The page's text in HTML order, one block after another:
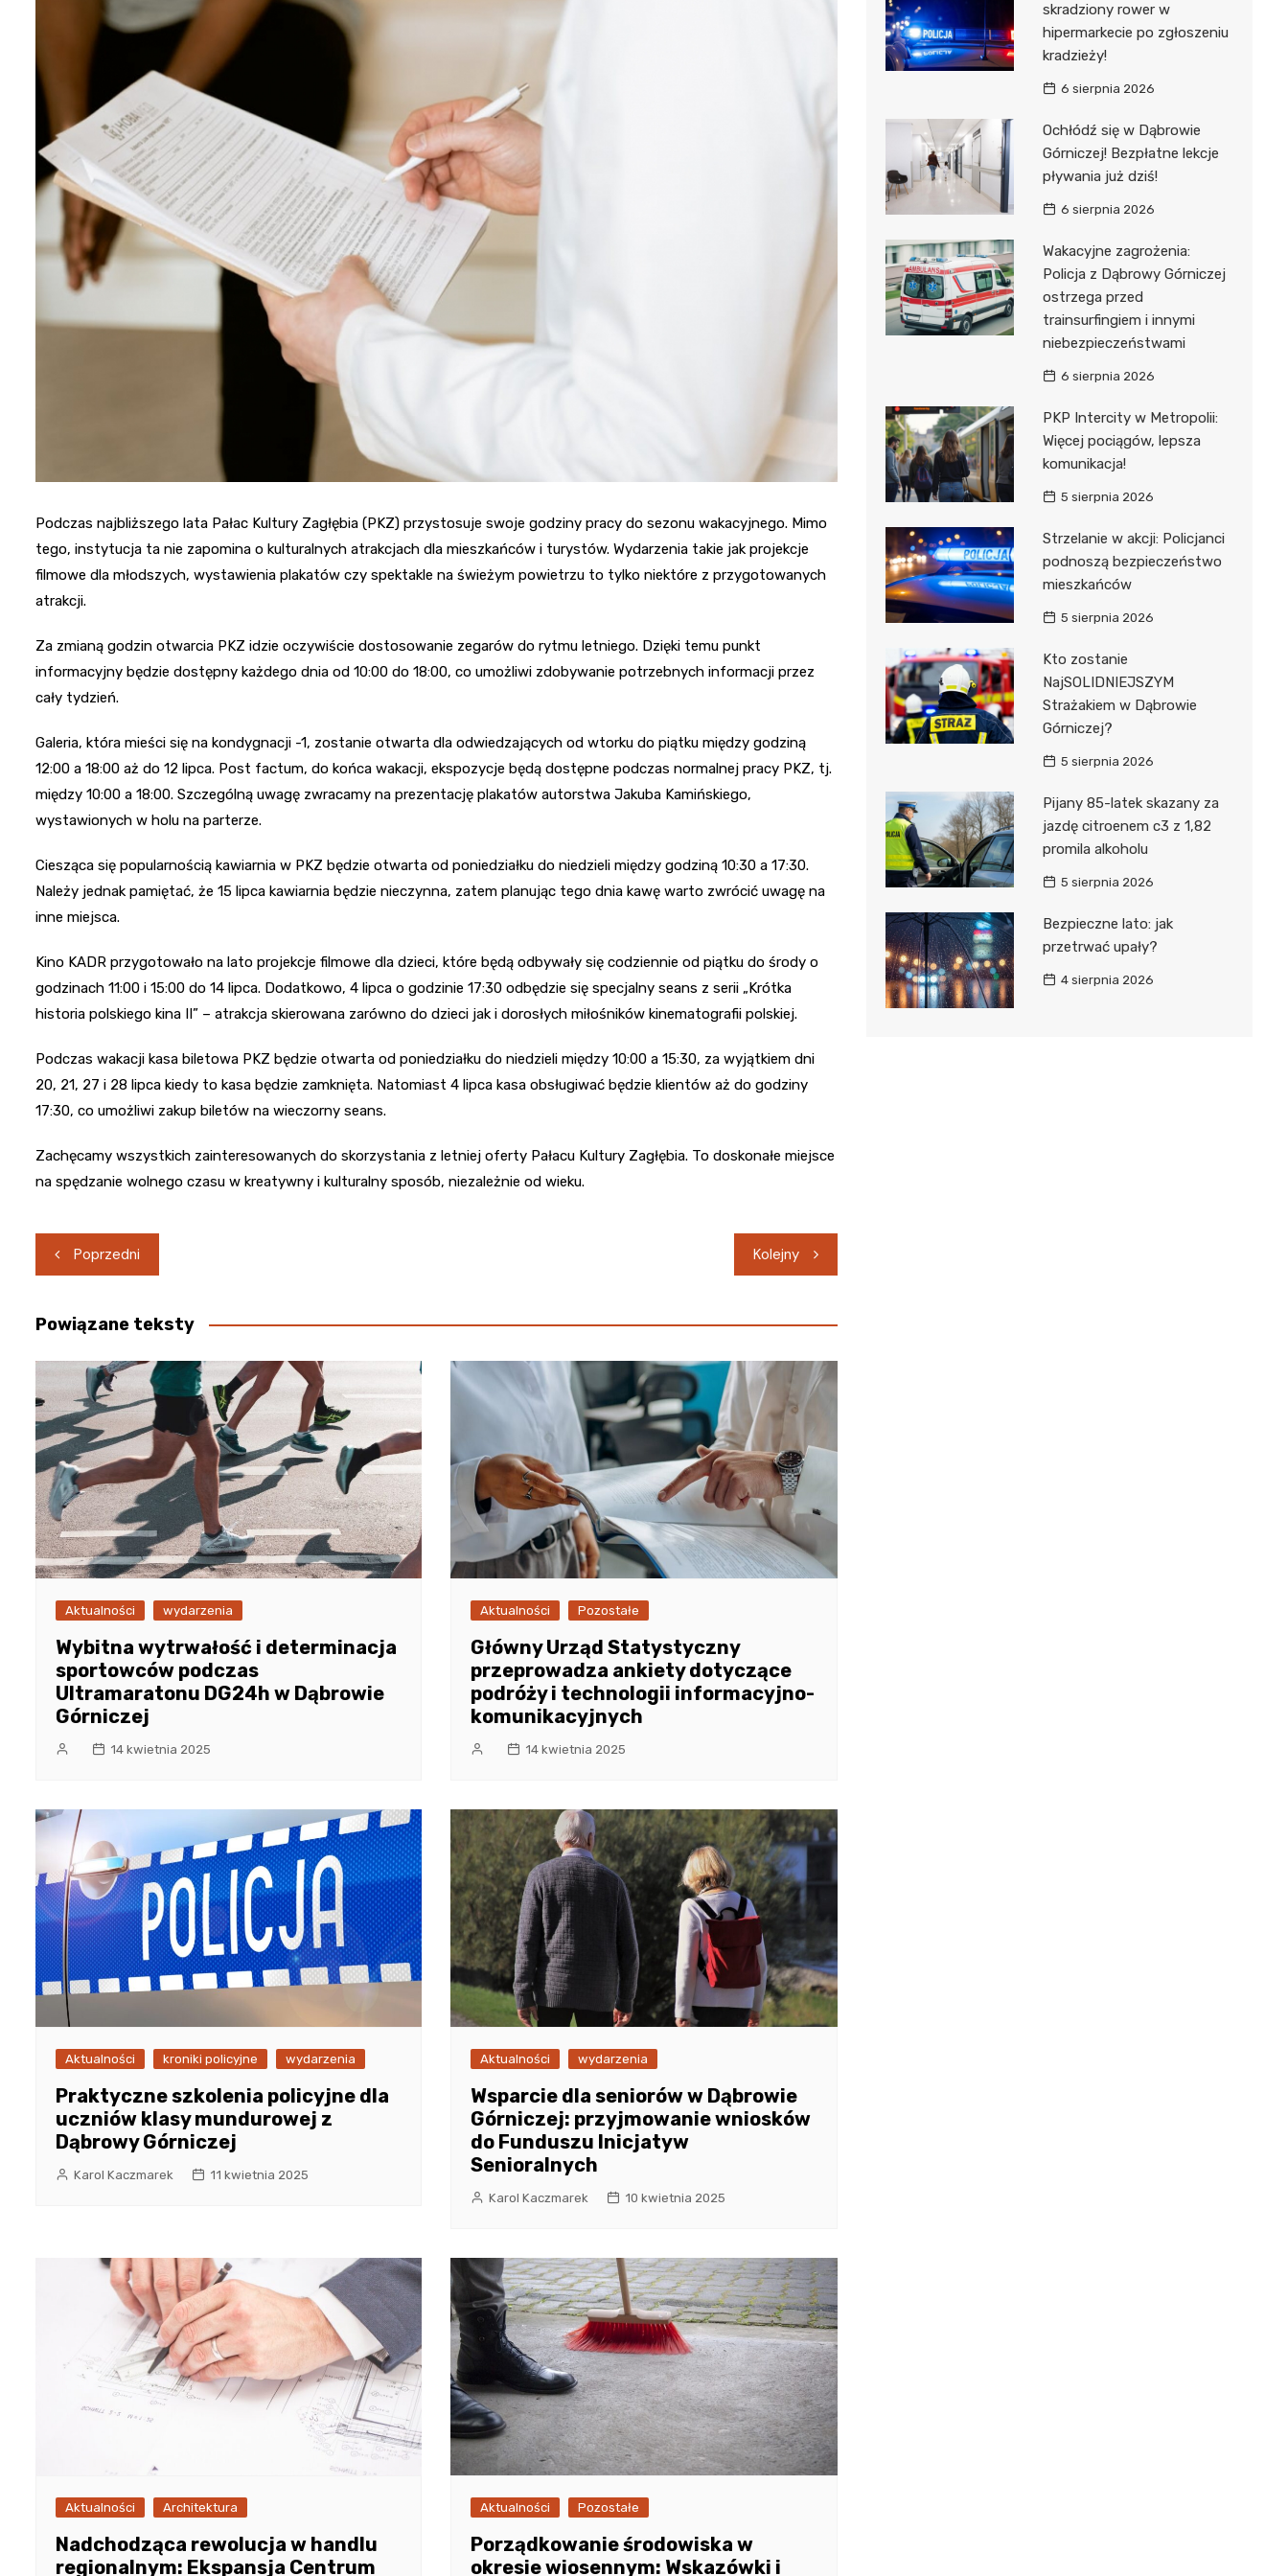
Podczas najbliższego lata Pałac Kultury Zagłębia (PKZ) przystosuje swoje godziny pracy do sezonu wakacyjnego. Mimo
tego, instytucja ta nie zapomina o kulturalnych atrakcjach dla mieszkańców i turystów. Wydarzenia takie jak projekcje
filmowe dla młodszych, wystawienia plakatów czy spektakle na świeżym powietrzu to tylko niektóre z przygotowanych
atrakcji.
Za zmianą godzin otwarcia PKZ idzie oczywiście dostosowanie zegarów do rytmu letniego. Dzięki temu punkt
informacyjny będzie dostępny każdego dnia od 10:00 do 18:00, co umożliwi zdobywanie potrzebnych informacji przez
cały tydzień.
Galeria, która mieści się na kondygnacji -1, zostanie otwarta dla odwiedzających od wtorku do piątku między godziną
12:00 a 18:00 aż do 12 lipca. Post factum, do końca wakacji, ekspozycje będą dostępne podczas normalnej pracy PKZ, tj.
między 10:00 a 18:00. Szczególną uwagę zwracamy na prezentację plakatów autorstwa Jakuba Kamińskiego,
wystawionych w holu na parterze.
Ciesząca się popularnością kawiarnia w PKZ będzie otwarta od poniedziałku do niedzieli między godziną 10:30 a 17:30.
Należy jednak pamiętać, że 15 lipca kawiarnia będzie nieczynna, zatem planując tego dnia kawę warto zwrócić uwagę na
inne miejsca.
Kino KADR przygotowało na lato projekcje filmowe dla dzieci, które będą odbywały się codziennie od piątku do środy o
godzinach 11:00 i 15:00 do 14 lipca. Dodatkowo, 4 lipca o godzinie 17:30 odbędzie się specjalny seans z serii „Krótka
historia polskiego kina II” – atrakcja skierowana zarówno do dzieci jak i dorosłych miłośników kinematografii polskiej.
Podczas wakacji kasa biletowa PKZ będzie otwarta od poniedziałku do niedzieli między 10:00 a 15:30, za wyjątkiem dni
20, 21, 27 i 28 lipca kiedy to kasa będzie zamknięta. Natomiast 4 lipca kasa obsługiwać będzie klientów aż do godziny
17:30, co umożliwi zakup biletów na wieczorny seans.
Zachęcamy wszystkich zainteresowanych do skorzystania z letniej oferty Pałacu Kultury Zagłębia. To doskonałe miejsce
na spędzanie wolnego czasu w kreatywny i kulturalny sposób, niezależnie od wieku.
Nawigacja
wpisu
Poprzedni Kolejny
Powiązane teksty
Aktualności wydarzenia
Wybitna wytrwałość i determinacja
sportowców podczas
Ultramaratonu DG24h w Dąbrowie
Górniczej
14 kwietnia 2025
Aktualności Pozostałe
Główny Urząd Statystyczny
przeprowadza ankiety dotyczące
podróży i technologii informacyjno-
komunikacyjnych
14 kwietnia 2025
Aktualności kroniki policyjne wydarzenia
Praktyczne szkolenia policyjne dla
uczniów klasy mundurowej z
Dąbrowy Górniczej
Karol Kaczmarek 11 kwietnia 2025
Aktualności wydarzenia
Wsparcie dla seniorów w Dąbrowie
Górniczej: przyjmowanie wniosków
do Funduszu Inicjatyw
Senioralnych
Karol Kaczmarek 10 kwietnia 2025
Aktualności Architektura
Nadchodząca rewolucja w handlu
regionalnym: Ekspansja Centrum
Aktualności Pozostałe
Porządkowanie środowiska w
okresie wiosennym: Wskazówki i
skradziony rower w
hipermarkecie po zgłoszeniu
kradzieży!
6 sierpnia 2026
Ochłódź się w Dąbrowie
Górniczej! Bezpłatne lekcje
pływania już dziś!
6 sierpnia 2026
Wakacyjne zagrożenia:
Policja z Dąbrowy Górniczej
ostrzega przed
trainsurfingiem i innymi
niebezpieczeństwami
6 sierpnia 2026
PKP Intercity w Metropolii:
Więcej pociągów, lepsza
komunikacja!
5 sierpnia 2026
Strzelanie w akcji: Policjanci
podnoszą bezpieczeństwo
mieszkańców
5 sierpnia 2026
Kto zostanie
NajSOLIDNIEJSZYM
Strażakiem w Dąbrowie
Górniczej?
5 sierpnia 2026
Pijany 85-latek skazany za
jazdę citroenem c3 z 1,82
promila alkoholu
5 sierpnia 2026
Bezpieczne lato: jak
przetrwać upały?
4 sierpnia 2026